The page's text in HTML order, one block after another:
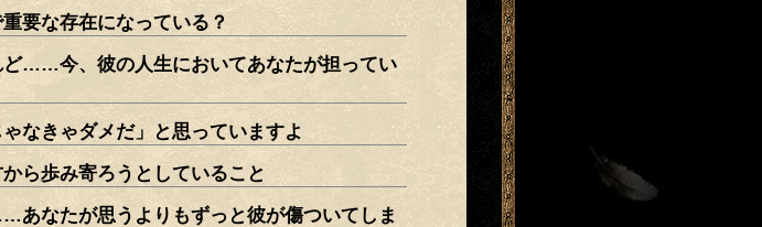
要な存在になっている？
ど……今、彼の人生においてあなたが担ってい
なきゃダメだ」と思っていますよ
ら歩み寄ろうとしていること
あなたが思うよりもずっと彼が傷ついてしま